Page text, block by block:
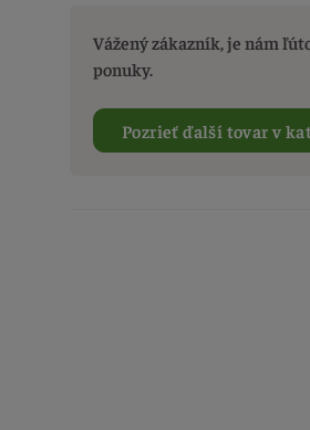
Vážený zákazník, je nám
ponuky.
Pozrieť ďalší tovar v